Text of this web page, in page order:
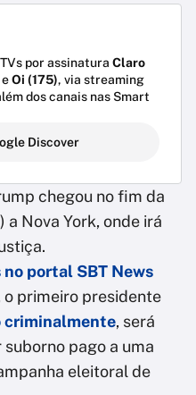
por assinatura Claro
eOi (175), via streaming
dos canais nas Smart
Discover
chegou no fim da
Nova York, onde irá
portal SBT News
o primeiro presidente
criminalmente, será
pago a uma
eleitoral de